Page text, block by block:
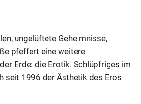
ungelüftete Geheimnisse,
pfeffert eine weitere
Erde: die Erotik. Schlüpfriges im
seit 1996 der Ästhetik des Eros